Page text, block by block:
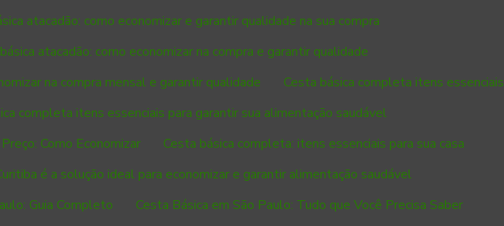
atacadão: como economizar e garantir qualidade na sua compra
atacadão: como economizar na compra e garantir qualidade
na compra mensal e garantir qualidade
Cesta básica completa itens essenciais
completa itens essenciais para garantir sua alimentação saudável
Como Economizar
Cesta básica completa: itens essenciais para sua casa
é a solução ideal para economizar e garantir alimentação saudável
Guia Completo
Cesta Básica em São Paulo: Tudo que Você Precisa Saber